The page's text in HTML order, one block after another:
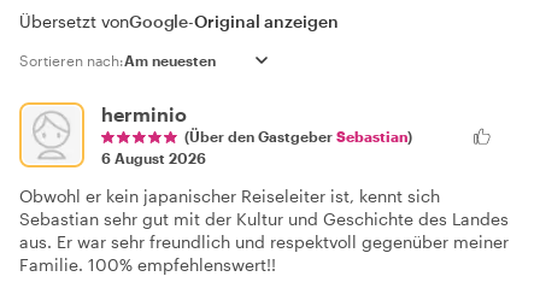
Übersetzt vonGoogle-Original anzeigen
Sortieren nach:
herminio
(Über den Gastgeber Sebastian)
6 August 2026
Obwohl er kein japanischer Reiseleiter ist, kennt sich
Sebastian sehr gut mit der Kultur und Geschichte des Landes
aus. Er war sehr freundlich und respektvoll gegenüber meiner
Familie. 100% empfehlenswert!!